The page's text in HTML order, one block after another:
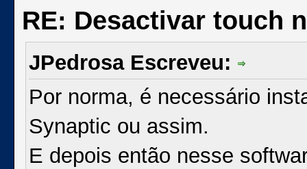
RE: Desactivar touch
JPedrosa Escreveu:
Por norma, é necessário
Synaptic ou assim.
E depois então nesse